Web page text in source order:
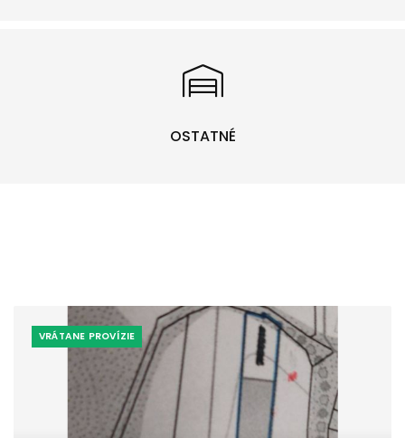
OSTATNÉ
VRÁTANE PROVÍZIE